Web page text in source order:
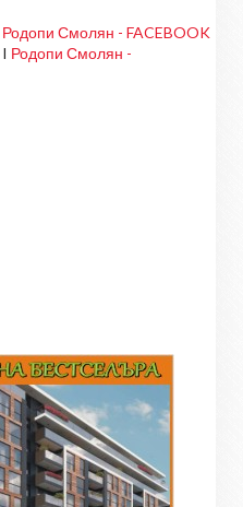
Родопи Смолян - FACEBOOK
I Родопи Смолян -